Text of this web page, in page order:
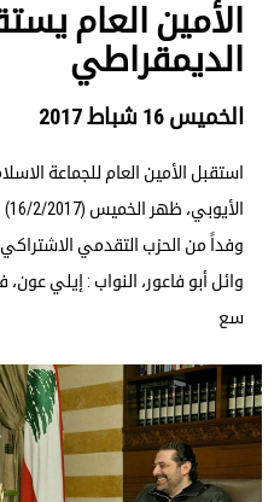
الأمين العام
الديمقراطي
الخميس 16 شباط 2017
استقبل الأمين العام للجماعة
وفداً من الحزب التقدمي الاشتراكي
وائل أبو فاعور، النواب : إيلي
سع